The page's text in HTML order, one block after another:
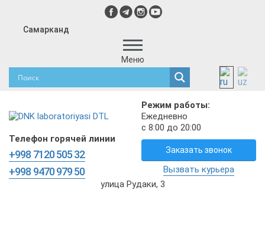
Самарканд
Меню
Режим работы:
Ежедневно
с 8:00 до 20:00
Телефон горячей линии
+998 7120 505 32
+998 9470 979 50
Заказать звонок
Вызвать курьера
улица Рудаки, 3